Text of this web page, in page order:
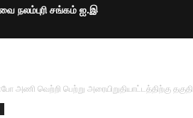
நலம்புரி சங்கம் ஐ.இ
அணி வெற்றி பெற்று அரையிறுதியாட்டத்திற்கு தகுதி